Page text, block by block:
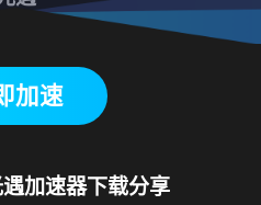
加速
加速器下载分享